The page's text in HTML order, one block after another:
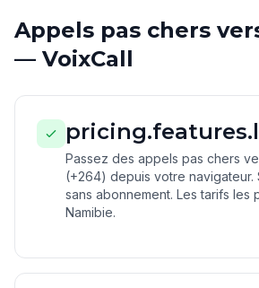
Appels pas chers
— VoixCall
Passez des appels pas chers
(+264) depuis votre navigateur.
sans abonnement. Les tarifs les
Namibie.